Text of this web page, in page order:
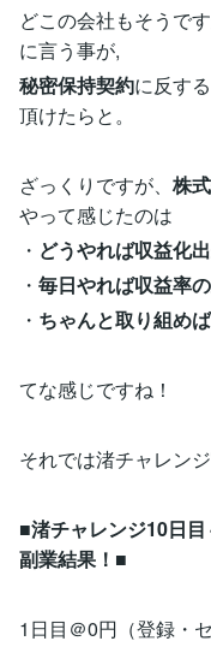
どこの会社もそうで
に言う事が,
秘密保持契約に反す
頂けたらと。
ざっくりですが、 株
やって感じたのは
・ どうやれば収益化
・ 毎日やれば収益率
・ ちゃんと取り組め
てな感じですね！
それでは渚チャレン
■渚チャレンジ10日
副業結果！ ■
1日目＠0円（登録・